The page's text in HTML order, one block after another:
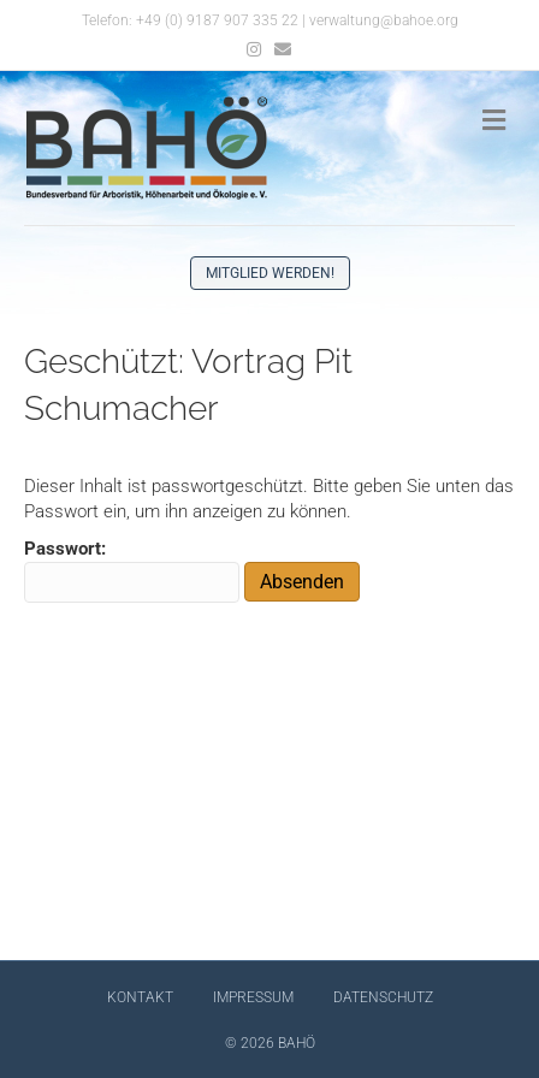
Telefon: +49 (0) 9187 907 335 22
verwaltung@bahoe.org
s
t
a
g
r
a
m
E
m
a
i
l
MITGLIED WERDEN!
N
a
v
i
a
Geschützt: Vortrag Pit
Schumacher
Dieser Inhalt ist passwortgeschützt. Bitte geben Sie unten das
Passwort ein, um ihn anzeigen zu können.
Passwort:
KONTAKT IMPRESSUM DATENSCHUTZ
© 2026 BAHÖ